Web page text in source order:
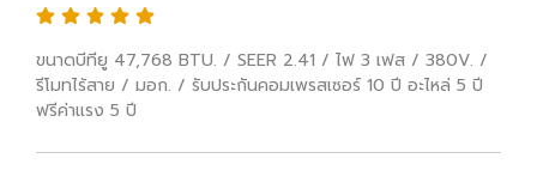
ขนาดบีทียู 47,768 BTU. / SEER 2.41 / ไฟ 3 เฟส / 380V. /
รีโมทไร้สาย / มอก. / รับประกันคอมเพรสเซอร์ 10 ปี อะไหล่ 5 ปี
ฟรีค่าแรง 5 ปี